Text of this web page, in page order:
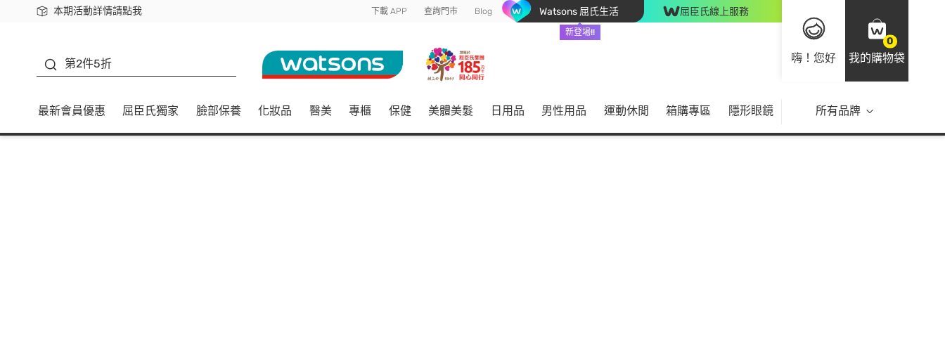
本期活動詳情請點我
下載app最高回饋$350 下載 APP 查詢門市 Blog Watsons 屈氏生活
新登場!!
屈臣氏線上服務
嗨！您好
0
我的購物袋
第2件5折
最新會員優惠 屈臣氏獨家 臉部保養 化妝品 醫美 專櫃 保健 美體美髮 日用品 男性用品 運動休閒 箱購專區 隱形眼鏡 所有品牌